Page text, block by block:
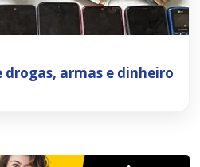
drogas, armas e dinheiro